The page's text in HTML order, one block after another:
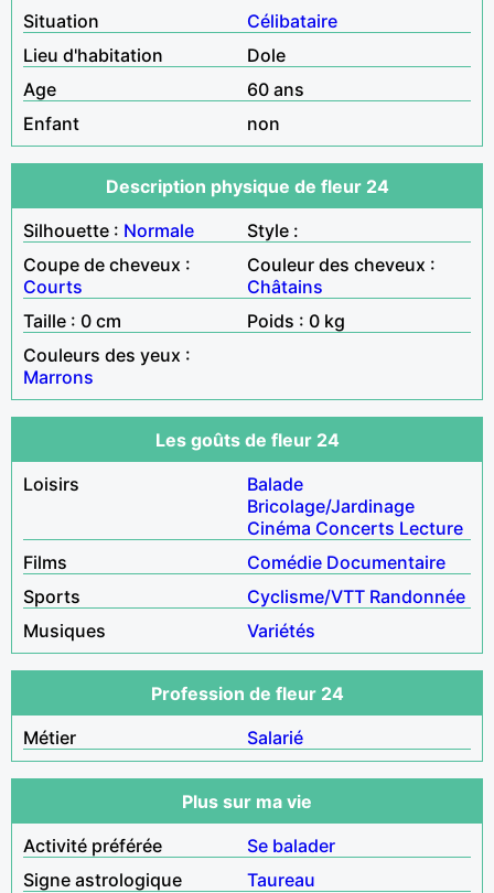
Situation
Célibataire
Lieu d'habitation
Dole
Age
60 ans
Enfant
non
Description physique de fleur 24
Silhouette : Normale
Style :
Coupe de cheveux :
Courts
Couleur des cheveux :
Châtains
Taille : 0 cm
Poids : 0 kg
Couleurs des yeux :
Marrons
Les goûts de fleur 24
Loisirs
Balade
Bricolage/Jardinage
Cinéma Concerts Lecture
Films
Comédie Documentaire
Sports
Cyclisme/VTT Randonnée
Musiques
Variétés
Profession de fleur 24
Métier
Salarié
Plus sur ma vie
Activité préférée
Se balader
Signe astrologique
Taureau